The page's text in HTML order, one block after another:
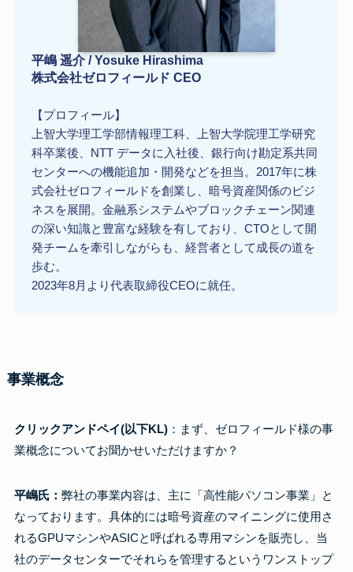
平嶋 遥介 / Yosuke Hirashima
株式会社ゼロフィールド CEO
【プロフィール】
上智大学理工学部情報理工科、上智大学院理工学研究
科卒業後、NTT データに入社後、銀行向け勘定系共同
センターへの機能追加・開発などを担当。2017年に株
式会社ゼロフィールドを創業し、暗号資産関係のビジ
ネスを展開。金融系システムやブロックチェーン関連
の深い知識と豊富な経験を有しており、CTOとして開
発チームを牽引しながらも、経営者として成長の道を
歩む。
2023年8月より代表取締役CEOに就任。
事業概念
クリックアンドペイ(以下KL)：まず、ゼロフィールド様の事
業概念についてお聞かせいただけますか？
平嶋氏： 弊社の事業内容は、主に「高性能パソコン事業」と
なっております。具体的には暗号資産のマイニングに使用さ
れるGPUマシンやASICと呼ばれる専用マシンを販売し、当
社のデータセンターでそれらを管理するというワンストップ